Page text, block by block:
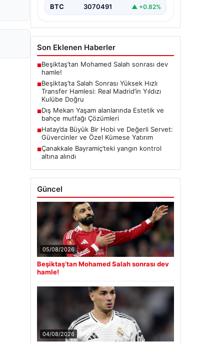
BTC 3070491 ▲ +0.82%
Son Eklenen Haberler
■Beşiktaş’tan Mohamed Salah sonrası dev
hamle!
■Beşiktaş’ta Salah Sonrası Yüksek Hızlı
Transfer Hamlesi: Real Madrid’in Yıldızı
Kulübe Doğru
■Dış Mekan Yaşam alanlarında Estetik ve
bahçe mutfağı Çözümleri
■Hatay’da Büyük Bir Hobi ve Değerli Servet:
Güvercinler ve Özel Kümese Yatırım
■Çanakkale Bayramiç’teki yangın kontrol
altına alındı
Güncel
05/08/2026
Beşiktaş’tan Mohamed Salah sonrası dev
hamle!
04/08/2026